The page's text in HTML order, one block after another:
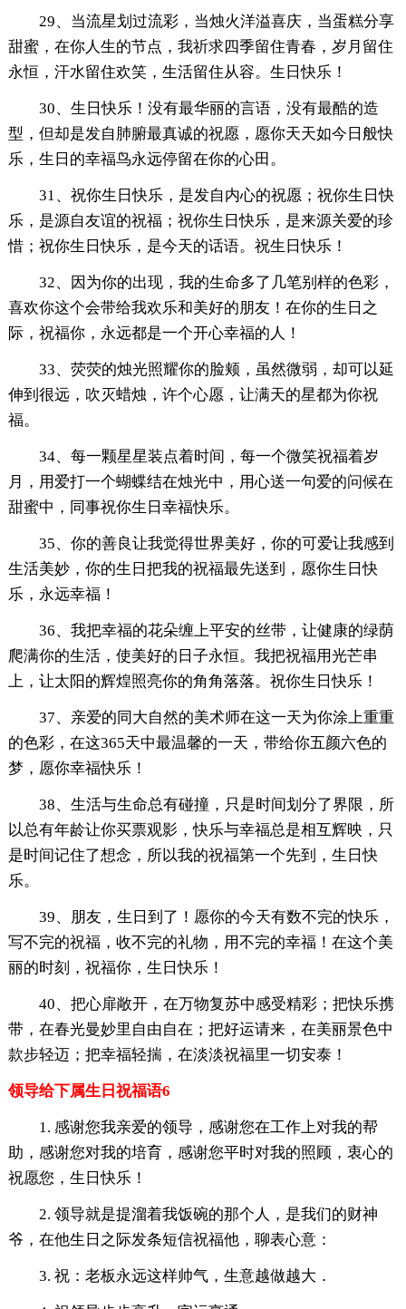
29、当流星划过流彩，当烛火洋溢喜庆，当蛋糕分享
甜蜜，在你人生的节点，我祈求四季留住青春，岁月留住
永恒，汗水留住欢笑，生活留住从容。生日快乐！
30、生日快乐！没有最华丽的言语，没有最酷的造
型，但却是发自肺腑最真诚的祝愿，愿你天天如今日般快
乐，生日的幸福鸟永远停留在你的心田。
31、祝你生日快乐，是发自内心的祝愿；祝你生日快
乐，是源自友谊的祝福；祝你生日快乐，是来源关爱的珍
惜；祝你生日快乐，是今天的话语。祝生日快乐！
32、因为你的出现，我的生命多了几笔别样的色彩，
喜欢你这个会带给我欢乐和美好的朋友！在你的生日之
际，祝福你，永远都是一个开心幸福的人！
33、荧荧的烛光照耀你的脸颊，虽然微弱，却可以延
伸到很远，吹灭蜡烛，许个心愿，让满天的星都为你祝
福。
34、每一颗星星装点着时间，每一个微笑祝福着岁
月，用爱打一个蝴蝶结在烛光中，用心送一句爱的问候在
甜蜜中，同事祝你生日幸福快乐。
35、你的善良让我觉得世界美好，你的可爱让我感到
生活美妙，你的生日把我的祝福最先送到，愿你生日快
乐，永远幸福！
36、我把幸福的花朵缠上平安的丝带，让健康的绿荫
爬满你的生活，使美好的日子永恒。我把祝福用光芒串
上，让太阳的辉煌照亮你的角角落落。祝你生日快乐！
37、亲爱的同大自然的美术师在这一天为你涂上重重
的色彩，在这365天中最温馨的一天，带给你五颜六色的
梦，愿你幸福快乐！
38、生活与生命总有碰撞，只是时间划分了界限，所
以总有年龄让你买票观影，快乐与幸福总是相互辉映，只
是时间记住了想念，所以我的祝福第一个先到，生日快
乐。
39、朋友，生日到了！愿你的今天有数不完的快乐，
写不完的祝福，收不完的礼物，用不完的幸福！在这个美
丽的时刻，祝福你，生日快乐！
40、把心扉敞开，在万物复苏中感受精彩；把快乐携
带，在春光曼妙里自由自在；把好运请来，在美丽景色中
款步轻迈；把幸福轻揣，在淡淡祝福里一切安泰！
领导给下属生日祝福语6
1. 感谢您我亲爱的领导，感谢您在工作上对我的帮
助，感谢您对我的培育，感谢您平时对我的照顾，衷心的
祝愿您，生日快乐！
2. 领导就是提溜着我饭碗的那个人，是我们的财神
爷，在他生日之际发条短信祝福他，聊表心意：
3. 祝：老板永远这样帅气，生意越做越大．